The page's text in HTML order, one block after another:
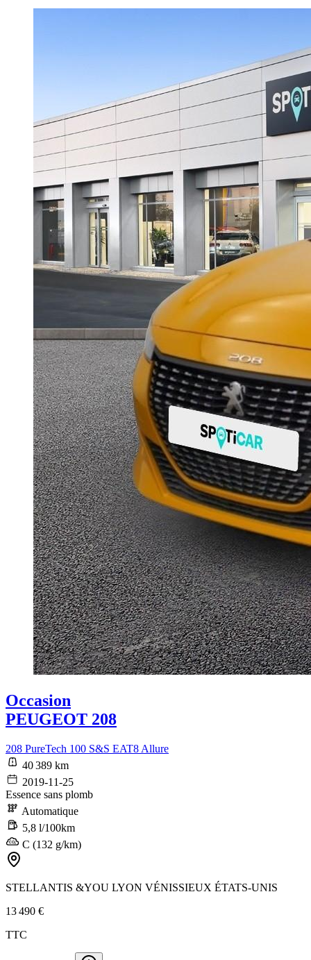
Occasion
PEUGEOT 208
208 PureTech 100 S&S EAT8 Allure
40 389 km
2019-11-25
Essence sans plomb
Automatique
5,8 l/100km
C (132 g/km)
STELLANTIS &YOU LYON VÉNISSIEUX ÉTATS-UNIS
13 490 €
TTC